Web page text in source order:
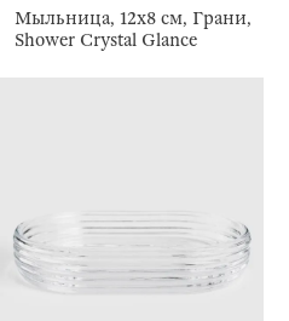
Мыльница, 12х8 см, Грани,
Shower Crystal Glance